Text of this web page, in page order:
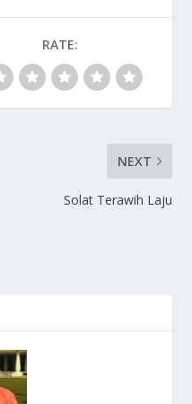
RATE:
NEXT
Solat Terawih Laju